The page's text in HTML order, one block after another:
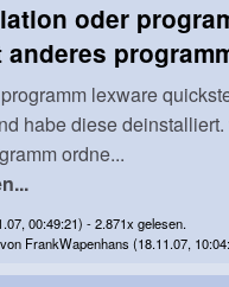
oder
lexware
habe diese
ordne...
00:49:21) - 2.871x gelesen.
FrankWapenhans (18.11.07,